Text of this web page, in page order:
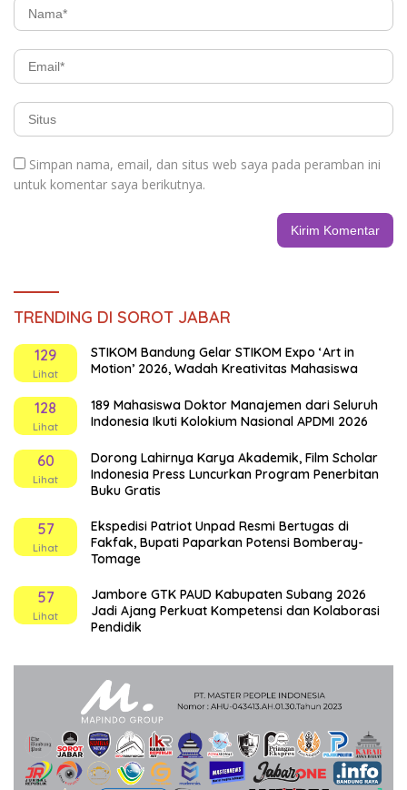
Simpan nama, email, dan situs web saya pada peramban ini
untuk komentar saya berikutnya.
TRENDING DI SOROT JABAR
129
Lihat
STIKOM Bandung Gelar STIKOM Expo ‘Art in
Motion’ 2026, Wadah Kreativitas Mahasiswa
128
Lihat
189 Mahasiswa Doktor Manajemen dari Seluruh
Indonesia Ikuti Kolokium Nasional APDMI 2026
60
Lihat
Dorong Lahirnya Karya Akademik, Film Scholar
Indonesia Press Luncurkan Program Penerbitan
Buku Gratis
57
Lihat
Ekspedisi Patriot Unpad Resmi Bertugas di
Fakfak, Bupati Paparkan Potensi Bomberay-
Tomage
57
Lihat
Jambore GTK PAUD Kabupaten Subang 2026
Jadi Ajang Perkuat Kompetensi dan Kolaborasi
Pendidik